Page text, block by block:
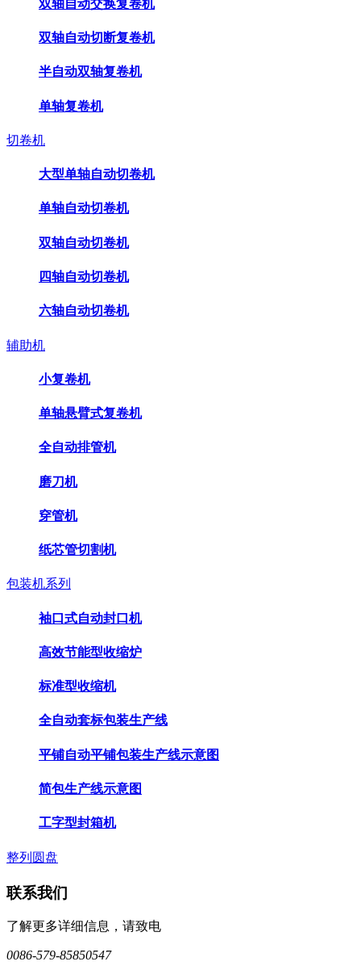
双轴自动交换复卷机
双轴自动切断复卷机
半自动双轴复卷机
单轴复卷机
切卷机
大型单轴自动切卷机
单轴自动切卷机
双轴自动切卷机
四轴自动切卷机
六轴自动切卷机
辅助机
小复卷机
单轴悬臂式复卷机
全自动排管机
磨刀机
穿管机
纸芯管切割机
包装机系列
袖口式自动封口机
高效节能型收缩炉
标准型收缩机
全自动套标包装生产线
平铺自动平铺包装生产线示意图
简包生产线示意图
工字型封箱机
整列圆盘
联系我们
了解更多详细信息，请致电
0086-579-85850547